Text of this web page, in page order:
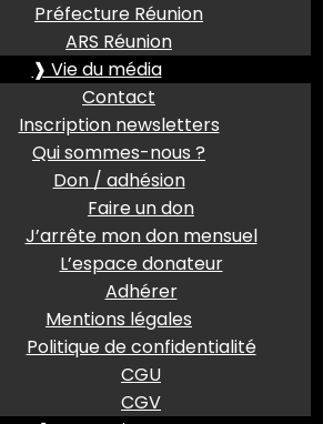
Préfecture Réunion
ARS Réunion
❱ Vie du média
Contact
Inscription newsletters
Qui sommes-nous ?
Don / adhésion
Faire un don
J’arrête mon don mensuel
L’espace donateur
Adhérer
Mentions légales
Politique de confidentialité
CGU
CGV